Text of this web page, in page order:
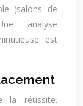
(salons de
analyse
est
la réussite.